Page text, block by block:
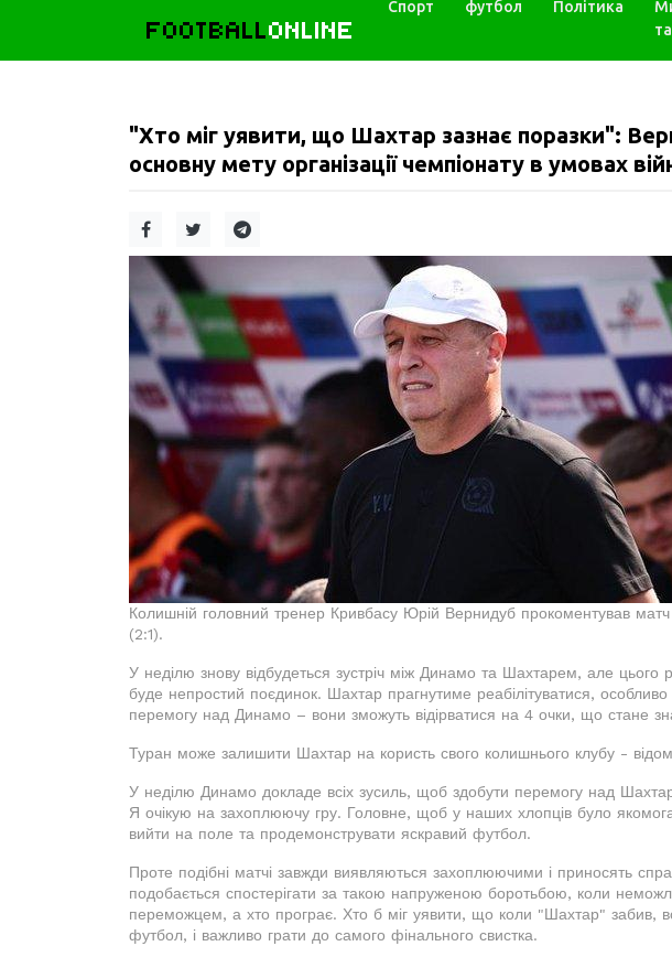
FOOTBALLONLINE
Спорт футбол Політика
"Хто міг уявити, що Шахтар зазнає поразки":
основну мету організації чемпіонату в умовах
Колишній головний тренер Кривбасу Юрій Вернидуб прокоментував
(2:1).
У неділю знову відбудеться зустріч між Динамо та Шахтарем, але цього
буде непростий поєдинок. Шахтар прагнутиме реабілітуватися,
перемогу над Динамо – вони зможуть відірватися на 4 очки, що стане
Туран може залишити Шахтар на користь свого колишнього клубу -
У неділю Динамо докладе всіх зусиль, щоб здобути перемогу над
Я очікую на захоплюючу гру. Головне, щоб у наших хлопців було
вийти на поле та продемонструвати яскравий футбол.
Проте подібні матчі завжди виявляються захоплюючими і приносять
подобається спостерігати за такою напруженою боротьбою, коли
переможцем, а хто програє. Хто б міг уявити, що коли "Шахтар" забив,
футбол, і важливо грати до самого фінального свистка.